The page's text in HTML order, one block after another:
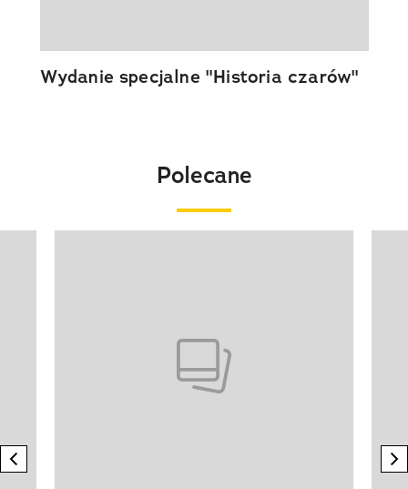
Wydanie specjalne "Historia czarów"
Polecane
previous element